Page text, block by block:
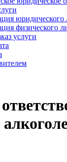
юридического
физического
услуги